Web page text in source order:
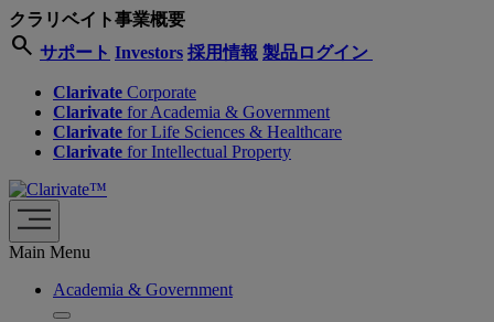
クラリベイト事業概要
search サポート Investors 採用情報 製品ログイン
Clarivate Corporate
Clarivate for Academia & Government
Clarivate for Life Sciences & Healthcare
Clarivate for Intellectual Property
Main Menu
Academia & Government